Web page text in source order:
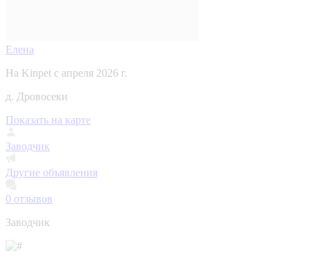
Елена
На Kinpet c апреля 2026 г.
д. Дровосеки
Показать на карте
Заводчик
Другие объявления
0 отзывов
Заводчик